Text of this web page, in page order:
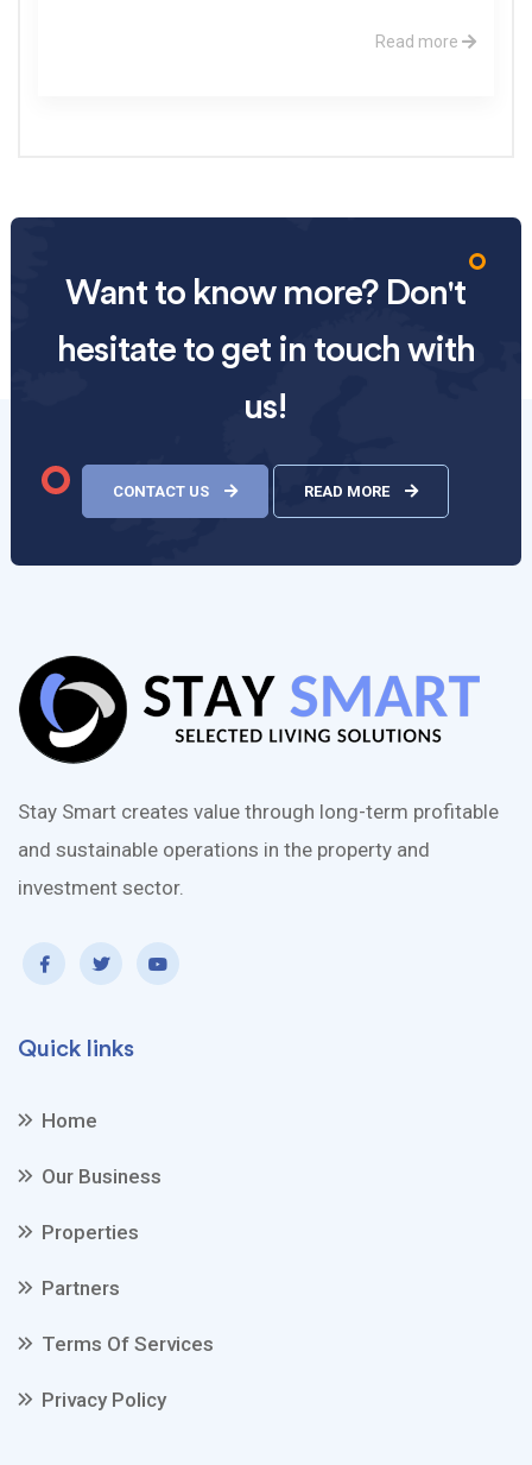
Read more
Want to know more? Don't
hesitate to get in touch with
us!
CONTACT US READ MORE
Stay Smart creates value through long-term profitable
and sustainable operations in the property and
investment sector.
Quick links
Home
Our Business
Properties
Partners
Terms Of Services
Privacy Policy